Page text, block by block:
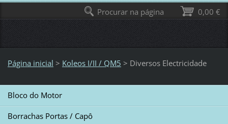
Página inicial > Koleos I/II / QM5 > Diversos Electricidade
Bloco do Motor
Borrachas Portas / Capô
0,00 €
Procurar na página